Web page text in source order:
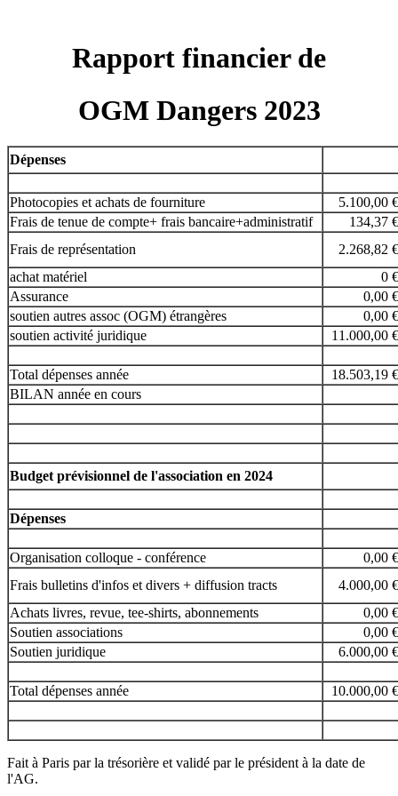
Rapport financier de
OGM Dangers 2023
Dépenses
Photocopies et achats de fourniture
5.100,00 €
Frais de tenue de compte+ frais bancaire+administratif
134,37 €
Frais de représentation
2.268,82 €
achat matériel
0 €
Assurance
0,00 €
soutien autres assoc (OGM) étrangères
0,00 €
soutien activité juridique
11.000,00 €
Total dépenses année
18.503,19 €
BILAN année en cours
Budget prévisionnel de l'association en 2024
Dépenses
Organisation colloque - conférence
0,00 €
Frais bulletins d'infos et divers + diffusion tracts
4.000,00 €
Achats livres, revue, tee-shirts, abonnements
0,00 €
Soutien associations
0,00 €
Soutien juridique
6.000,00 €
Total dépenses année 10.000,00 €
Fait à Paris par la trésorière et validé par le président à la date de
l'AG.